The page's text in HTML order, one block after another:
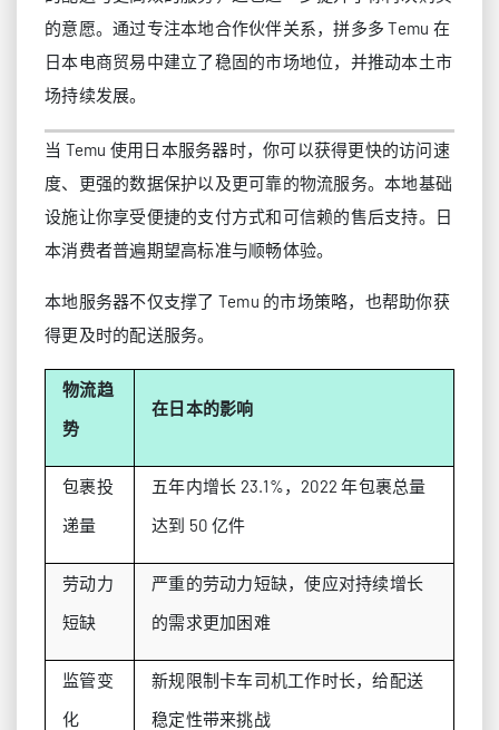
的意愿。通过专注本地合作伙伴关系，拼多多 Temu 在
日本电商贸易中建立了稳固的市场地位，并推动本土市
场持续发展。
当 Temu 使用日本服务器时，你可以获得更快的访问速
度、更强的数据保护以及更可靠的物流服务。本地基础
设施让你享受便捷的支付方式和可信赖的售后支持。日
本消费者普遍期望高标准与顺畅体验。
本地服务器不仅支撑了 Temu 的市场策略，也帮助你获
得更及时的配送服务。
物流趋
势
在日本的影响
包裹投
递量
五年内增长 23.1%，2022 年包裹总量
达到 50 亿件
劳动力
短缺
严重的劳动力短缺，使应对持续增长
的需求更加困难
监管变
化
新规限制卡车司机工作时长，给配送
稳定性带来挑战